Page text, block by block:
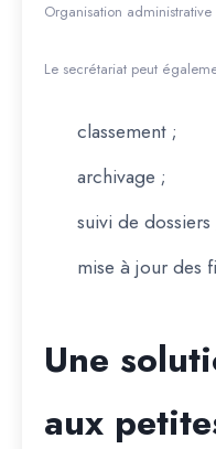
Organisation administrative
Le secrétariat peut
classement ;
archivage ;
suivi de dossiers
mise à jour des
Une
aux